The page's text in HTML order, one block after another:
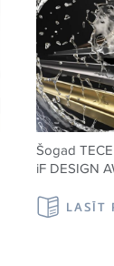
Šogad
iF DESIGN
LASĪT